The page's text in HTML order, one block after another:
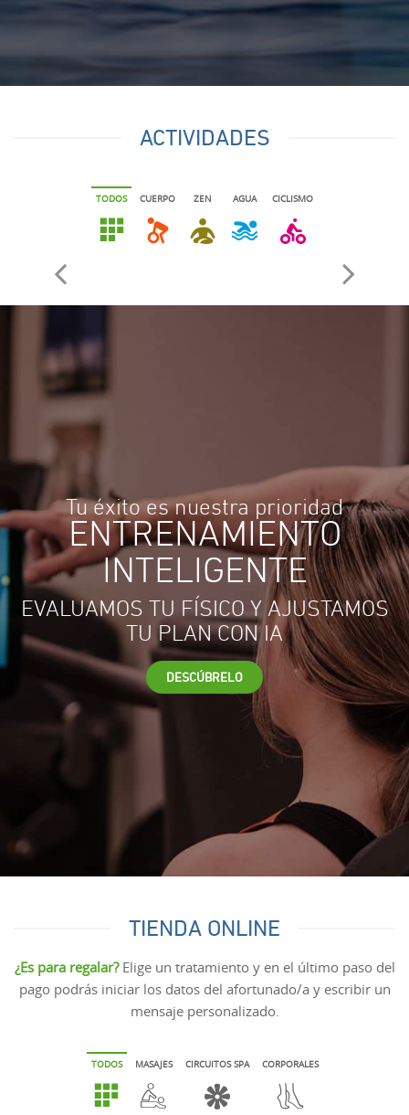
ACTIVIDADES
TODOS CUERPO ZEN AGUA CICLISMO
Tu éxito es nuestra prioridad
ENTRENAMIENTO
INTELIGENTE
EVALUAMOS TU FÍSICO Y AJUSTAMOS
TU PLAN CON IA
DESCÚBRELO
TIENDA ONLINE
¿Es para regalar?Elige un tratamiento y en el último paso del
pago podrás iniciar los datos del afortunado/a y escribir un
mensaje personalizado.
TODOS MASAJES CIRCUITOS SPA CORPORALES